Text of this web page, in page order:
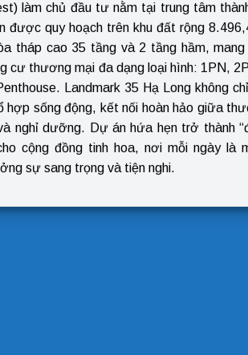
làm chủ đầu tư nằm tại trung tâm
được quy hoạch trên khu đất rộng
tháp cao 35 tầng và 2 tầng hầm, mang
cư thương mại đa dạng loại hình: 1PN,
Landmark 35 Hạ Long không
hợp sống động, kết nối hoàn hảo giữa
nghỉ dưỡng. Dự án hứa hẹn trở thành
cộng đồng tinh hoa, nơi mỗi ngày là
sự sang trọng và tiện nghi.